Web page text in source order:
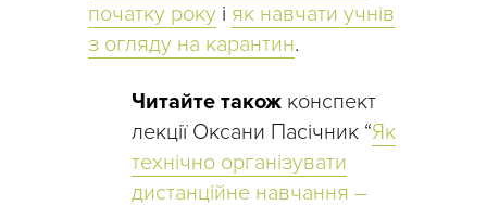
початку року і як навчати учнів
з огляду на карантин.
Читайте також конспект
лекції Оксани Пасічник “Як
технічно організувати
дистанційне навчання –